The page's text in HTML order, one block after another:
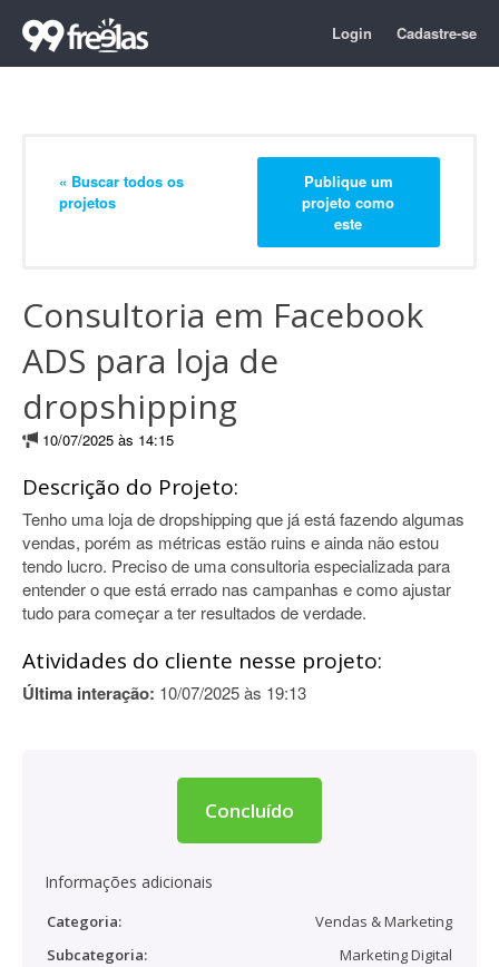
Login Cadastre-se
« Buscar todos os
projetos
Publique um
projeto como
este
Consultoria em Facebook
ADS para loja de
dropshipping
10/07/2025 às 14:15
Descrição do Projeto:
Tenho uma loja de dropshipping que já está fazendo algumas
vendas, porém as métricas estão ruins e ainda não estou
tendo lucro. Preciso de uma consultoria especializada para
entender o que está errado nas campanhas e como ajustar
tudo para começar a ter resultados de verdade.
Atividades do cliente nesse projeto:
Última interação: 10/07/2025 às 19:13
Concluído
Informações adicionais
Categoria:
Vendas & Marketing
Subcategoria:
Marketing Digital